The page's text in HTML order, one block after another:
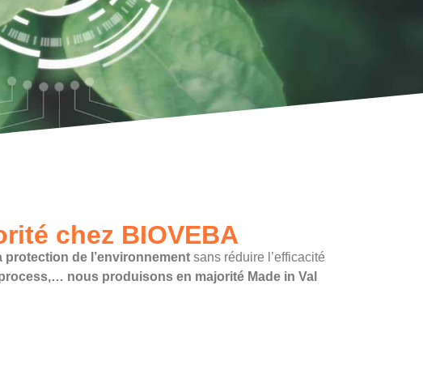
chez BIOVEBA
de l’environnement sans réduire l’efficacité
nous produisons en majorité Made in Val